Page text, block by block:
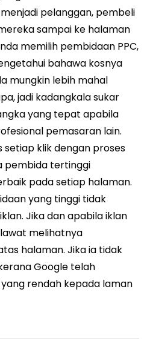
pelanggan, pembeli
sampai ke halaman
memilih pembidaan PPC,
bahawa kosnya
mungkin lebih mahal
jadi kadangkala sukar
yang tepat apabila
pemasaran lain.
klik dengan proses
pembida tertinggi
pada setiap halaman.
yang tinggi tidak
Jika dan apabila iklan
melihatnya
halaman. Jika ia tidak
Google telah
rendah kepada laman